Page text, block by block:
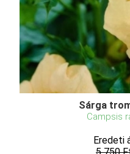
Sárga
Campsis
Eredeti